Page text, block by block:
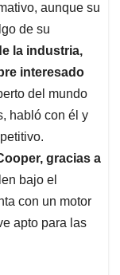
aunque su
de su
la industria,
interesado
del mundo
habló con él y
gracias a
bajo el
con un motor
apto para las